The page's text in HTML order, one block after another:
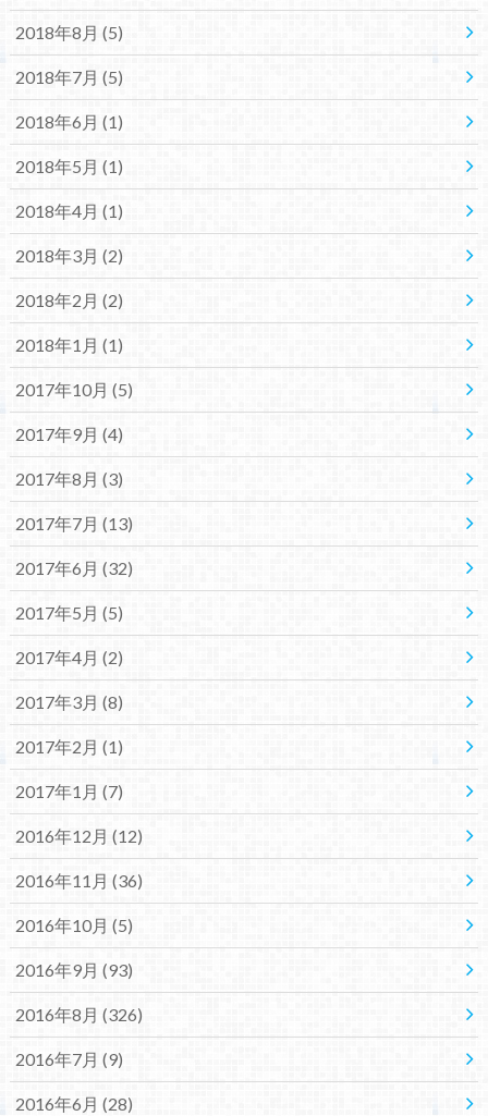
2018年8月 (5)
2018年7月 (5)
2018年6月 (1)
2018年5月 (1)
2018年4月 (1)
2018年3月 (2)
2018年2月 (2)
2018年1月 (1)
2017年10月 (5)
2017年9月 (4)
2017年8月 (3)
2017年7月 (13)
2017年6月 (32)
2017年5月 (5)
2017年4月 (2)
2017年3月 (8)
2017年2月 (1)
2017年1月 (7)
2016年12月 (12)
2016年11月 (36)
2016年10月 (5)
2016年9月 (93)
2016年8月 (326)
2016年7月 (9)
2016年6月 (28)